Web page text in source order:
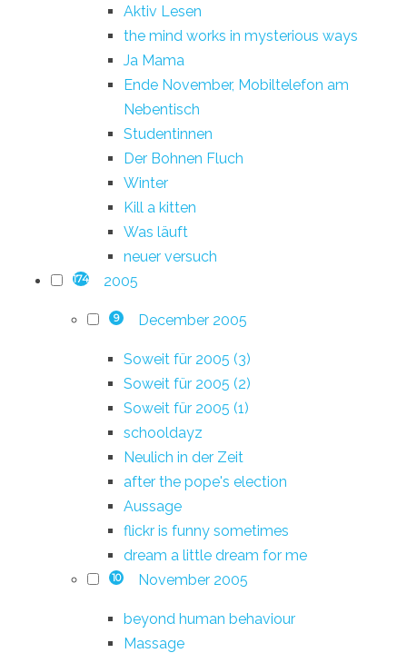
Aktiv Lesen
the mind works in mysterious ways
Ja Mama
Ende November, Mobiltelefon am
Nebentisch
Studentinnen
Der Bohnen Fluch
Winter
Kill a kitten
Was läuft
neuer versuch
174 2005
9 December 2005
Soweit für 2005 (3)
Soweit für 2005 (2)
Soweit für 2005 (1)
schooldayz
Neulich in der Zeit
after the pope's election
Aussage
flickr is funny sometimes
dream a little dream for me
10 November 2005
beyond human behaviour
Massage